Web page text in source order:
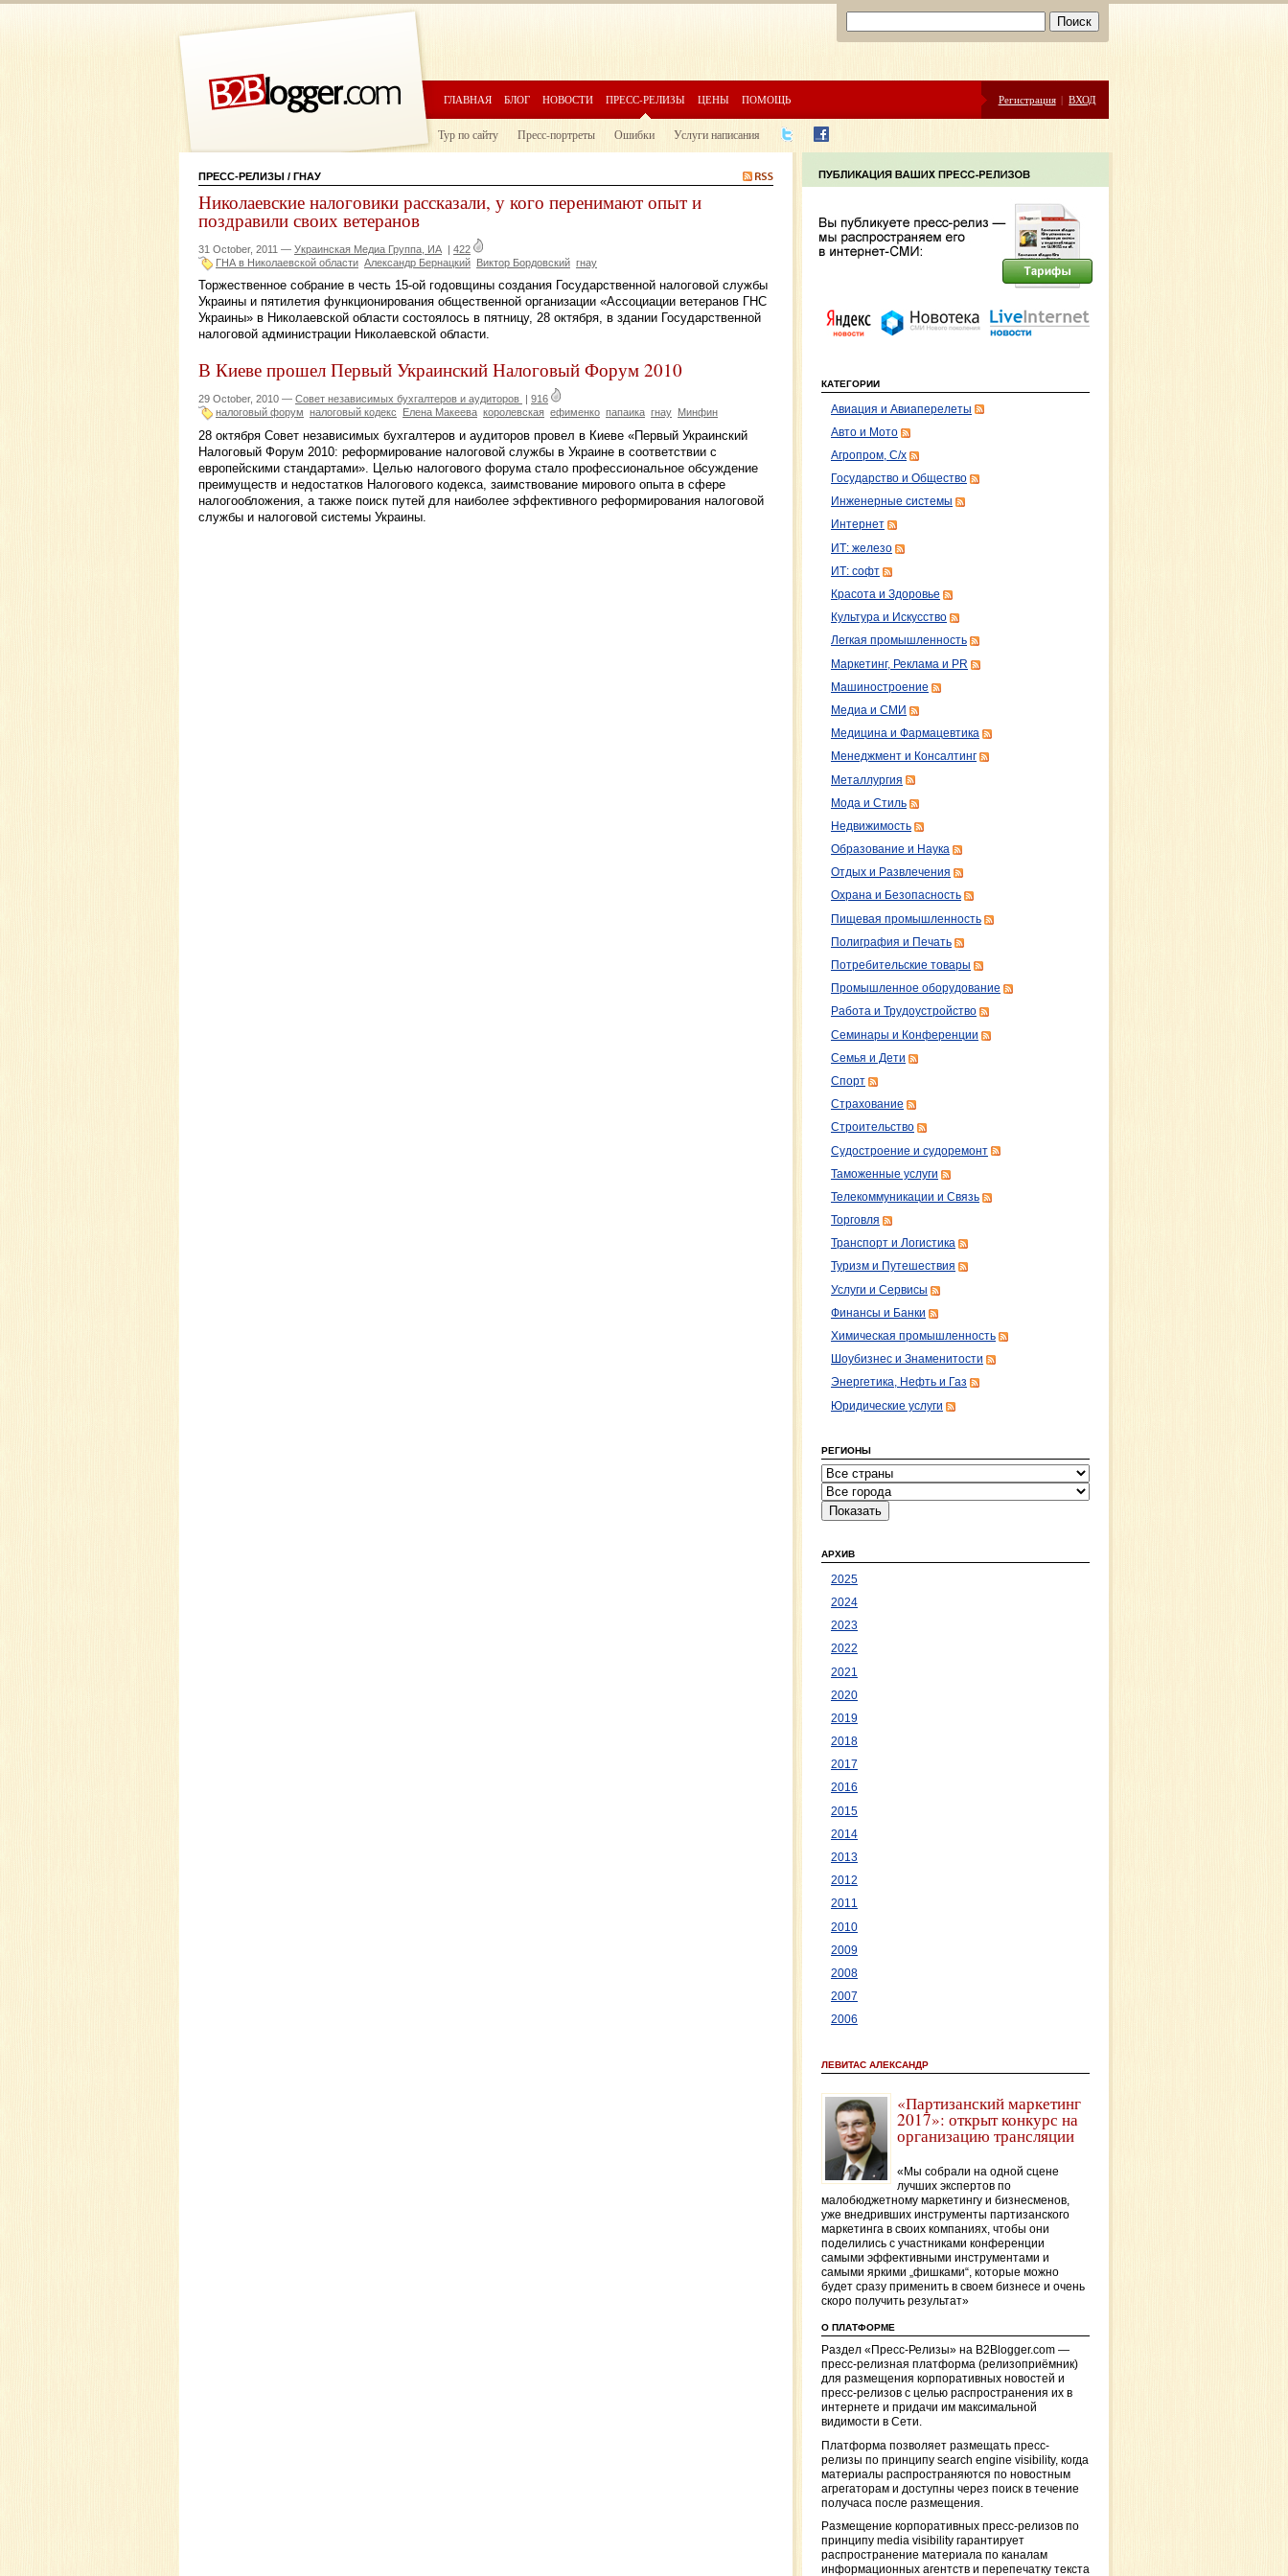
ГЛАВНАЯ БЛОГ НОВОСТИ ПРЕСС-РЕЛИЗЫ ЦЕНЫ ПОМОЩЬ Регистрация | ВХОД
Тур по сайту Пресс-портреты Ошибки Услуги написания
ПРЕСС-РЕЛИЗЫ / ГНАУ
Николаевские налоговики рассказали, у кого перенимают опыт и
поздравили своих ветеранов
31 October, 2011 — Украинская Медиа Группа, ИА | 422
ГНА в Николаевской области Александр Бернацкий Виктор Бордовский гнау
Торжественное собрание в честь 15-ой годовщины создания Государственной налоговой службы
Украины и пятилетия функционирования общественной организации «Ассоциации ветеранов ГНС
Украины» в Николаевской области состоялось в пятницу, 28 октября, в здании Государственной
налоговой администрации Николаевской области.
В Киеве прошел Первый Украинский Налоговый Форум 2010
29 October, 2010 — Совет независимых бухгалтеров и аудиторов | 916
налоговый форум налоговый кодекс Елена Макеева королевская ефименко папаика гнау Минфин
28 октября Совет независимых бухгалтеров и аудиторов провел в Киеве «Первый Украинский
Налоговый Форум 2010: реформирование налоговой службы в Украине в соответствии с
европейскими стандартами». Целью налогового форума стало профессиональное обсуждение
преимуществ и недостатков Налогового кодекса, заимствование мирового опыта в сфере
налогообложения, а также поиск путей для наиболее эффективного реформирования налоговой
службы и налоговой системы Украины.
КАТЕГОРИИ
Авиация и Авиаперелеты
Авто и Мото
Агропром, С/х
Государство и Общество
Инженерные системы
Интернет
ИТ: железо
ИТ: софт
Красота и Здоровье
Культура и Искусство
Легкая промышленность
Маркетинг, Реклама и PR
Машиностроение
Медиа и СМИ
Медицина и Фармацевтика
Менеджмент и Консалтинг
Металлургия
Мода и Стиль
Недвижимость
Образование и Наука
Отдых и Развлечения
Охрана и Безопасность
Пищевая промышленность
Полиграфия и Печать
Потребительские товары
Промышленное оборудование
Работа и Трудоустройство
Семинары и Конференции
Семья и Дети
Спорт
Страхование
Строительство
Судостроение и судоремонт
Таможенные услуги
Телекоммуникации и Связь
Торговля
Транспорт и Логистика
Туризм и Путешествия
Услуги и Сервисы
Финансы и Банки
Химическая промышленность
Шоубизнес и Знаменитости
Энергетика, Нефть и Газ
Юридические услуги
РЕГИОНЫ
АРХИВ
2025
2024
2023
2022
2021
2020
2019
2018
2017
2016
2015
2014
2013
2012
2011
2010
2009
2008
2007
2006
ЛЕВИТАС АЛЕКСАНДР
«Партизанский маркетинг
2017»: открыт конкурс на
организацию трансляции
«Мы собрали на одной сцене
лучших экспертов по
малобюджетному маркетингу и бизнесменов,
уже внедривших инструменты партизанского
маркетинга в своих компаниях, чтобы они
поделились с участниками конференции
самыми эффективными инструментами и
самыми яркими „фишками“, которые можно
будет сразу применить в своем бизнесе и очень
скоро получить результат»
О ПЛАТФОРМЕ
Раздел «Пресс-Релизы» на B2Blogger.com —
пресс-релизная платформа (релизоприёмник)
для размещения корпоративных новостей и
пресс-релизов с целью распространения их в
интернете и придачи им максимальной
видимости в Сети.
Платформа позволяет размещать пресс-
релизы по принципу search engine visibility, когда
материалы распространяются по новостным
агрегаторам и доступны через поиск в течение
получаса после размещения.
Размещение корпоративных пресс-релизов по
принципу media visibility гарантирует
распространение материала по каналам
информационных агентств и перепечатку текста